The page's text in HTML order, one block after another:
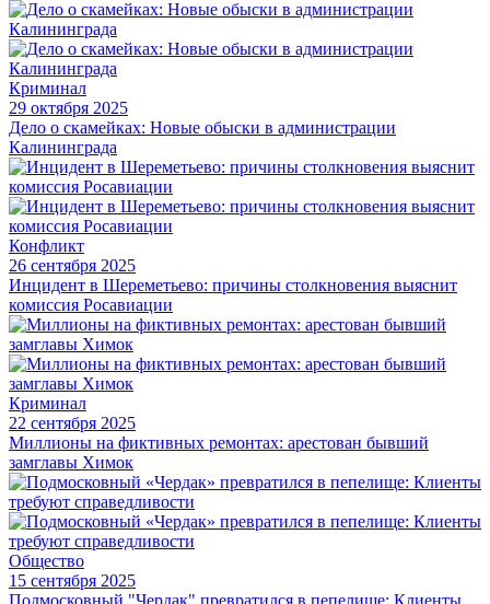
Криминал
29 октября 2025
Дело о скамейках: Новые обыски в администрации
Калининграда
Конфликт
26 сентября 2025
Инцидент в Шереметьево: причины столкновения выяснит
комиссия Росавиации
Криминал
22 сентября 2025
Миллионы на фиктивных ремонтах: арестован бывший
замглавы Химок
Общество
15 сентября 2025
Подмосковный "Чердак" превратился в пепелище: Клиенты